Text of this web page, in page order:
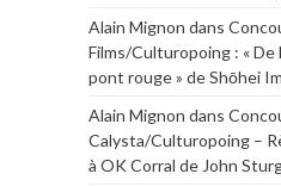
Alain Mignon dans
Films/Culturopoing : « De
pont rouge » de Shōhei
Alain Mignon dans
Calysta/Culturopoing –
à OK Corral de John